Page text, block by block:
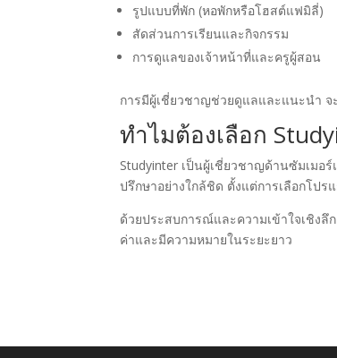
รูปแบบที่พัก (หอพักหรือโฮสต์แฟมิลี่)
สัดส่วนการเรียนและกิจกรรม
การดูแลของเจ้าหน้าที่และครูผู้สอน
การมีผู้เชี่ยวชาญช่วยดูแลและแนะนำ จ
ทำไมต้องเลือก
Studyinter เป็นผู้เชี่ยวชาญด้านซัมเมอ
ปรึกษาอย่างใกล้ชิด ตั้งแต่การเลือกโปร
ด้วยประสบการณ์และความเข้าใจเชิงลึ
ค่าและมีความหมายในระยะยาว